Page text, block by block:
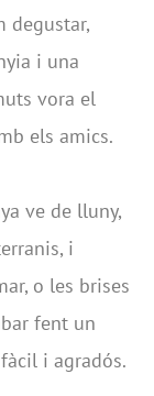
degustar,
i una
vora el
els amics.
ve de lluny,
i
o les brises
fent un
i agradós.